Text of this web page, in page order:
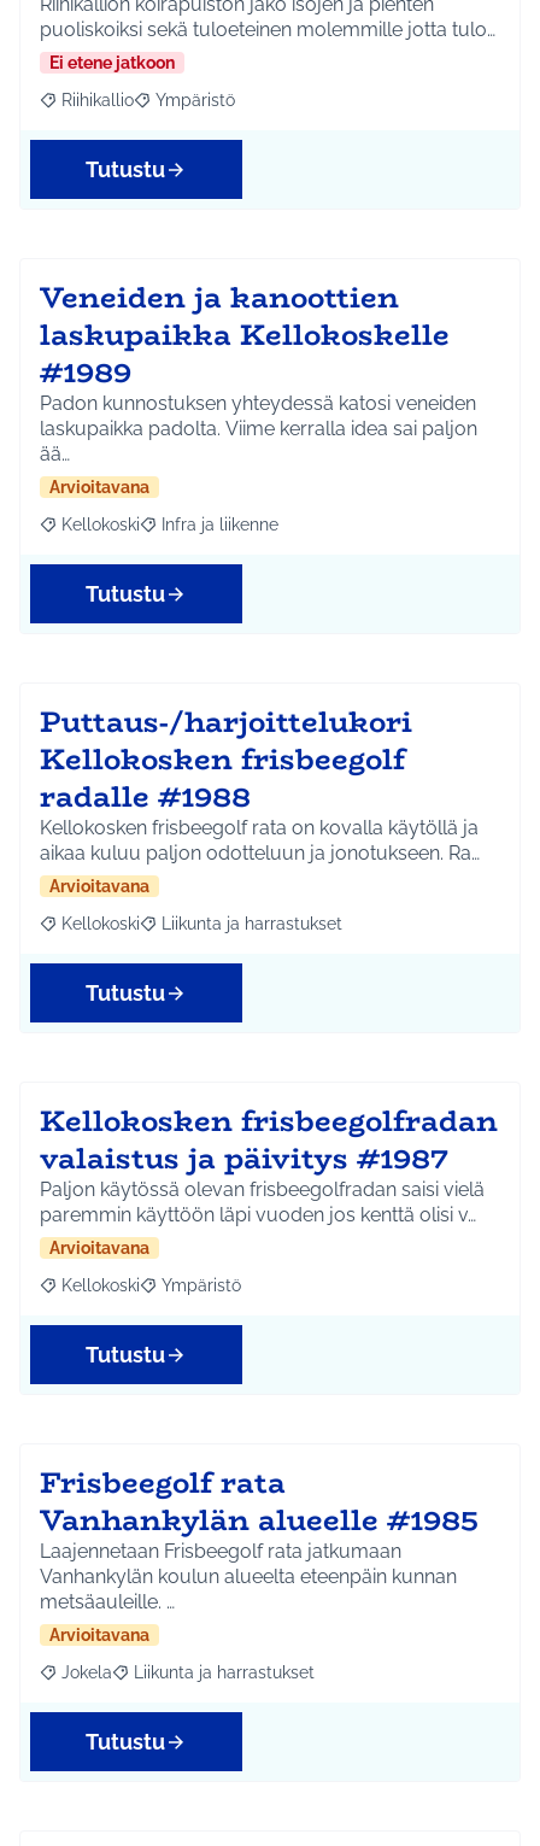
puoliskoiksi sekä tuloeteinen molemmille jotta tulo…
Ei etene jatkoon
Rajaa tulokset aihepiirin mukaan: Riihikallio
Riihikallio Rajaa tulokset teeman mukaan: Ympäristö
Ympäristö
Tutustu
Veneiden ja kanoottien
laskupaikka Kellokoskelle
#1989
Padon kunnostuksen yhteydessä katosi veneiden
laskupaikka padolta. Viime kerralla idea sai paljon
ää…
Arvioitavana
Rajaa tulokset aihepiirin mukaan: Kellokoski
Kellokoski Rajaa tulokset teeman mukaan: Infra ja liikenne
Infra ja liikenne
Tutustu
Puttaus-/harjoittelukori
Kellokosken frisbeegolf
radalle #1988
Kellokosken frisbeegolf rata on kovalla käytöllä ja
aikaa kuluu paljon odotteluun ja jonotukseen. Ra…
Arvioitavana
Rajaa tulokset aihepiirin mukaan: Kellokoski
Kellokoski Rajaa tulokset teeman mukaan: Liikunta ja
Liikunta ja harrastukset
Tutustu
Kellokosken frisbeegolfradan
valaistus ja päivitys #1987
Paljon käytössä olevan frisbeegolfradan saisi vielä
paremmin käyttöön läpi vuoden jos kenttä olisi v…
Arvioitavana
Rajaa tulokset aihepiirin mukaan: Kellokoski
Kellokoski Rajaa tulokset teeman mukaan: Ympäristö
Ympäristö
Tutustu
Frisbeegolf rata
Vanhankylän alueelle #1985
Laajennetaan Frisbeegolf rata jatkumaan
Vanhankylän koulun alueelta eteenpäin kunnan
metsäauleille. …
Arvioitavana
Rajaa tulokset aihepiirin mukaan: Jokela
Jokela Rajaa tulokset teeman mukaan: Liikunta ja
Liikunta ja harrastukset
Tutustu